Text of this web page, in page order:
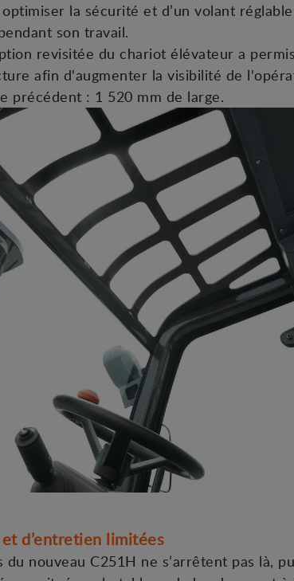
la sécurité et d’un volant
son travail.
revisitée du chariot élévateur a
afin d'augmenter la visibilité de
précédent : 1 520 mm de large.
d’entretien limitées
nouveau C251H ne s’arrêtent pas là,